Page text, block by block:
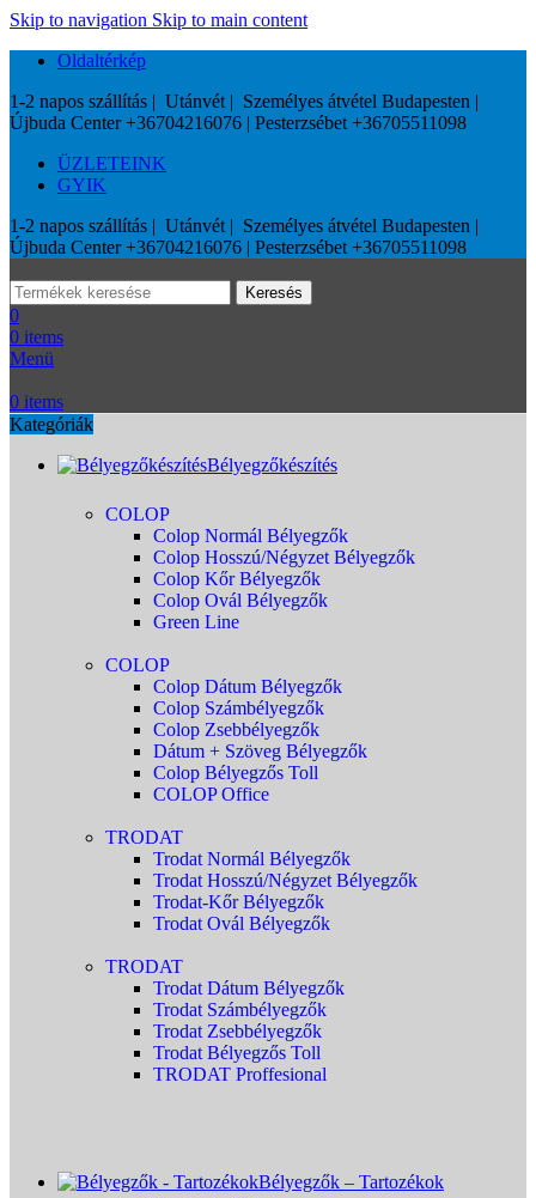
Skip to navigation Skip to main content
Oldaltérkép
1-2 napos szállítás | Utánvét | Személyes átvétel Budapesten |
Újbuda Center +36704216076 | Pesterzsébet +36705511098
ÜZLETEINK
GYIK
1-2 napos szállítás | Utánvét | Személyes átvétel Budapesten |
Újbuda Center +36704216076 | Pesterzsébet +36705511098
Keresés
0
0 items
Menü
0 items
Kategóriák
Bélyegzőkészítés
COLOP
Colop Normál Bélyegzők
Colop Hosszú/Négyzet Bélyegzők
Colop Kőr Bélyegzők
Colop Ovál Bélyegzők
Green Line
COLOP
Colop Dátum Bélyegzők
Colop Számbélyegzők
Colop Zsebbélyegzők
Dátum + Szöveg Bélyegzők
Colop Bélyegzős Toll
COLOP Office
TRODAT
Trodat Normál Bélyegzők
Trodat Hosszú/Négyzet Bélyegzők
Trodat-Kőr Bélyegzők
Trodat Ovál Bélyegzők
TRODAT
Trodat Dátum Bélyegzők
Trodat Számbélyegzők
Trodat Zsebbélyegzők
Trodat Bélyegzős Toll
TRODAT Proffesional
Bélyegzők – Tartozékok